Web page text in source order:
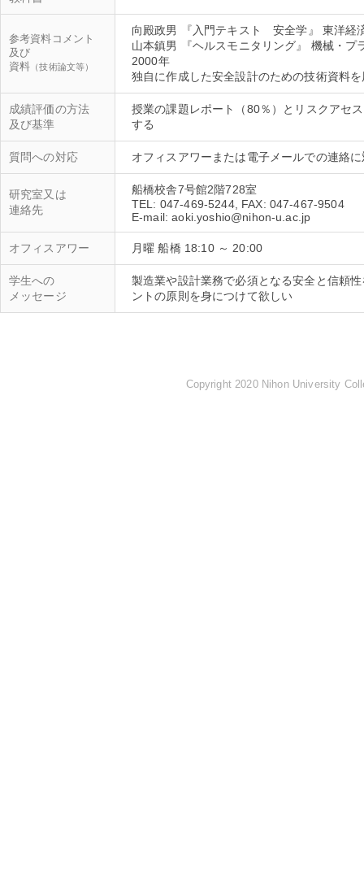
参考資料コメント
及び
資料 （技術論文等）
向殿政男 『入門テキスト 安全学』 東洋経
山本鎮男 『ヘルスモニタリング』 機械・
2000年
独自に作成した安全設計のための技術資料
成績評価の方法
及び基準
授業の課題レポート（80％）とリスクアセ
質問への対応
研究室又は
連絡先
船橋校舎7号館2階728室
TEL: 047-469-5244, FAX: 047-467-9504
オフィスアワー 月曜 船橋 18:10 ～ 20:00
学生への
メッセージ
製造業や設計業務で必須となる安全と信頼
Copyright 2020 Nihon University